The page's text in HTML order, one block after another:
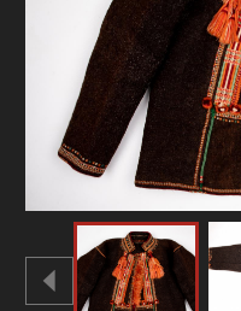
ОНЛАЙН-КРАМНИЦЯ
ПІДТРИМАТИ